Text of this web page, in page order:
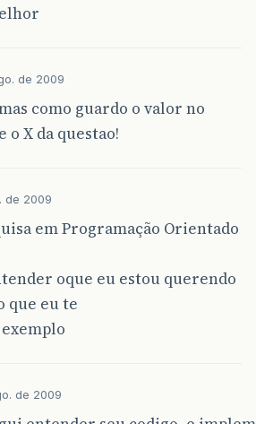
de 2009
como guardo o valor no
o X da questao!
de 2009
em Programação Orientado
oque eu estou querendo
que eu te
de 2009